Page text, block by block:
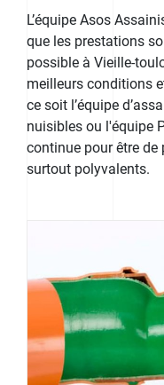
L’équipe Asos
que les prestations
possible à Vieille-
meilleurs conditions
ce soit l’équipe
nuisibles ou l'équipe
continue pour être
surtout polyvalents.